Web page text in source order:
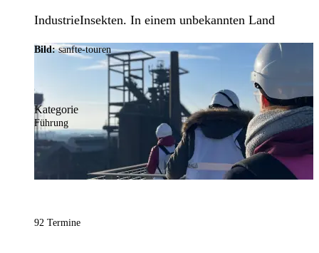
IndustrieInsekten. In einem unbekannten Land
Bild:sanfte-touren
Kategorie
Führung
92 Termine